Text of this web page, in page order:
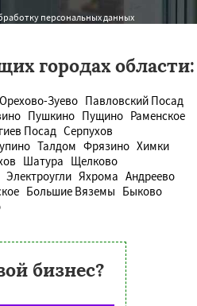
персональных данных
городах области:
Орехово-Зуево Павловский Посад
Пушкино Пущино Раменское
Посад Серпухов
Талдом Фрязино Химки
Шатура Щелково
Электроугли Яхрома Андреево
Большие Вяземы Быково
бизнес?